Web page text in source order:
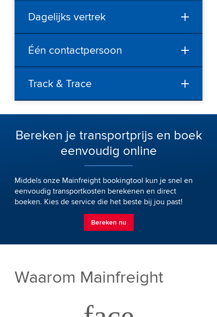
Dagelijks vertrek
Één contactpersoon
Track & Trace
Bereken je transportprijs en boek
eenvoudig online
Middels onze Mainfreight bookingtool kun je snel en
eenvoudig transportkosten berekenen en direct
boeken. Kies de service die het beste bij jou past!
Bereken nu
Waarom Mainfreight